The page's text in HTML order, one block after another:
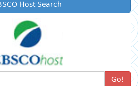
Host Search
Go!